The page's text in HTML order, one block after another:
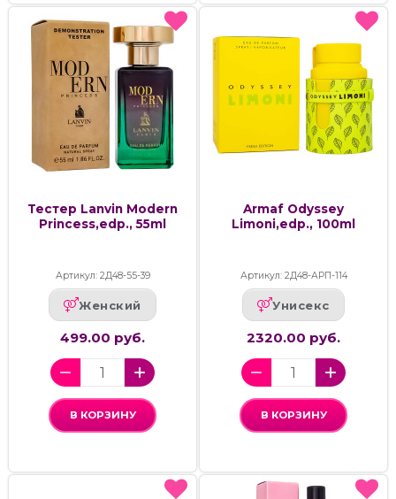
Тестер Lanvin Modern
Princess,edp., 55ml
Артикул: 2Д48-55-39
Женский
499.00 руб.
В КОРЗИНУ
Armaf Odyssey
Limoni,edp., 100ml
Артикул: 2Д48-АРП-114
Унисекс
2320.00 руб.
В КОРЗИНУ